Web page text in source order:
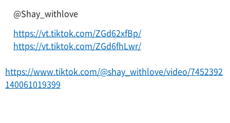
@Shay_withlove
https://vt.tiktok.com/ZGd62xfBp/
https://vt.tiktok.com/ZGd6fhLwr/
https://www.tiktok.com/@shay_withlove/video/7452392
140061019399